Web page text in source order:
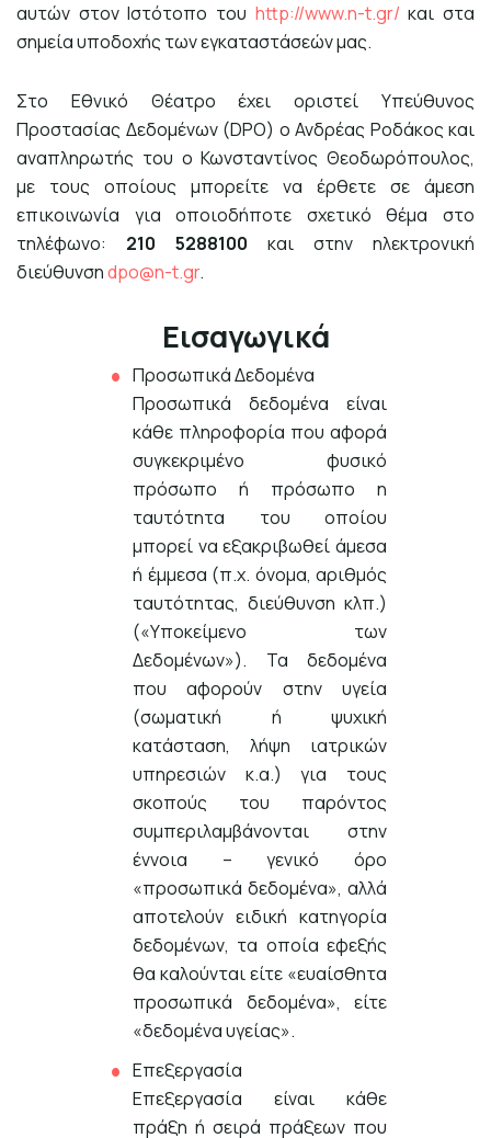
αυτών στον Ιστότοπο του http://www.n-t.gr/ και στα
σημεία υποδοχής των εγκαταστάσεών μας.
Στο Εθνικό Θέατρο έχει οριστεί Υπεύθυνος
Προστασίας Δεδομένων (DPO) ο Ανδρέας Ροδάκος και
αναπληρωτής του ο Κωνσταντίνος Θεοδωρόπουλος,
με τους οποίους μπορείτε να έρθετε σε άμεση
επικοινωνία για οποιοδήποτε σχετικό θέμα στο
τηλέφωνο: 210 5288100 και στην ηλεκτρονική
διεύθυνσηdpo@n-t.gr.
Εισαγωγικά
Προσωπικά Δεδομένα
Προσωπικά δεδομένα είναι
κάθε πληροφορία που αφορά
συγκεκριμένο φυσικό
πρόσωπο ή πρόσωπο η
ταυτότητα του οποίου
μπορεί να εξακριβωθεί άμεσα
ή έμμεσα (π.χ. όνομα, αριθμός
ταυτότητας, διεύθυνση κλπ.)
(«Υποκείμενο των
Δεδομένων»). Τα δεδομένα
που αφορούν στην υγεία
(σωματική ή ψυχική
κατάσταση, λήψη ιατρικών
υπηρεσιών κ.α.) για τους
σκοπούς του παρόντος
συμπεριλαμβάνονται στην
έννοια – γενικό όρο
«προσωπικά δεδομένα», αλλά
αποτελούν ειδική κατηγορία
δεδομένων, τα οποία εφεξής
θα καλούνται είτε «ευαίσθητα
προσωπικά δεδομένα», είτε
«δεδομένα υγείας».
Επεξεργασία
Επεξεργασία είναι κάθε
πράξη ή σειρά πράξεων που